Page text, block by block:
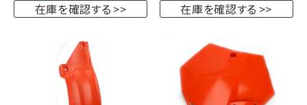
在庫を確認する
在庫を確認する